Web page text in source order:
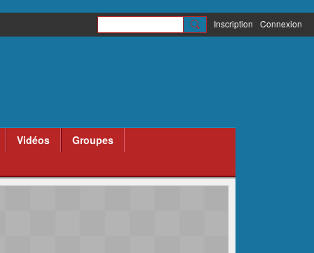
Inscription Connexion
Vidéos
Groupes